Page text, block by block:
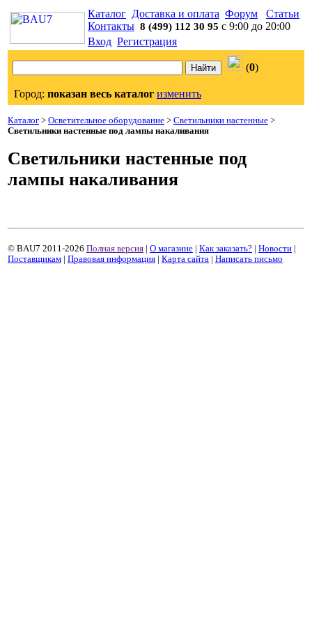
Каталог Доставка и оплата Форум
Статьи
Контакты 8 (499) 112 30 95 с 9:00 до 20:00
Вход Регистрация
(0)
Город: показан весь каталог изменить
Каталог > Осветительное оборудование > Светильники настенные >
Светильники настенные под лампы накаливания
Светильники настенные под
лампы накаливания
© BAU7 2011-2026 Полная версия О магазине Как заказать? Новости
Поставщикам
Правовая информация Карта сайта Написать письмо